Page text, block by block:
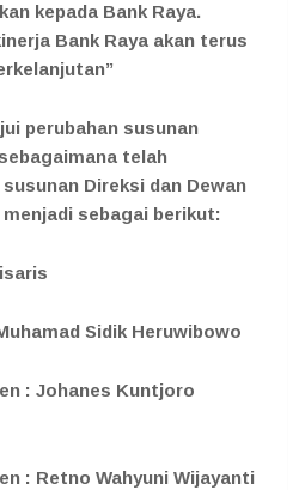
kepada Bank Raya.
Bank Raya akan terus
perubahan susunan
telah
Direksi dan Dewan
sebagai berikut:
Sidik Heruwibowo
: Johanes Kuntjoro
: Retno Wahyuni Wijayanti